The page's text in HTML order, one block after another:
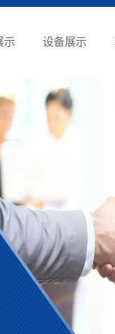
示 设备展示